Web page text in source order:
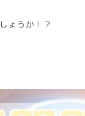
ょうか！？